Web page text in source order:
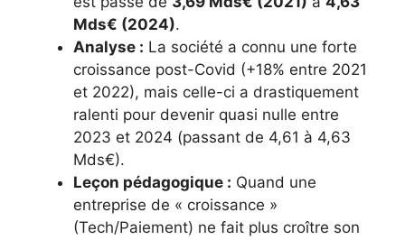
Mds€ (2024).
Analyse : La société a connu une forte
croissance post-Covid (+18% entre 2021
et 2022), mais celle-ci a drastiquement
ralenti pour devenir quasi nulle entre
2023 et 2024 (passant de 4,61 à 4,63
Mds€).
Leçon pédagogique : Quand une
entreprise de « croissance »
(Tech/Paiement) ne fait plus croître son